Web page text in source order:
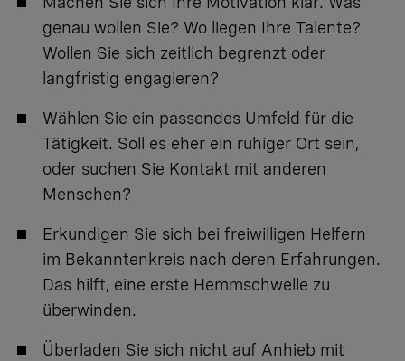
genau wollen Sie? Wo liegen Ihre Talente?
Wollen Sie sich zeitlich begrenzt oder
langfristig engagieren?
Wählen Sie ein passendes Umfeld für die
Tätigkeit. Soll es eher ein ruhiger Ort sein,
oder suchen Sie Kontakt mit anderen
Menschen?
Erkundigen Sie sich bei freiwilligen Helfern
im Bekanntenkreis nach deren Erfahrungen.
Das hilft, eine erste Hemmschwelle zu
überwinden.
Überladen Sie sich nicht auf Anhieb mit